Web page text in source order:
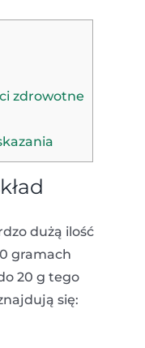
zdrowotne
dużą ilość
gramach
20 g tego
się: